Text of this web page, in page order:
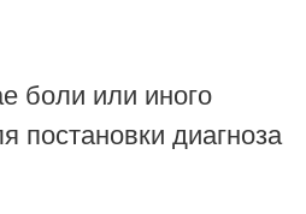
боли или иного
постановки диагноза